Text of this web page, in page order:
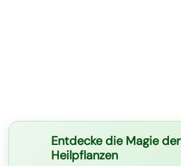
Entdecke die Magie der
Heilpflanzen